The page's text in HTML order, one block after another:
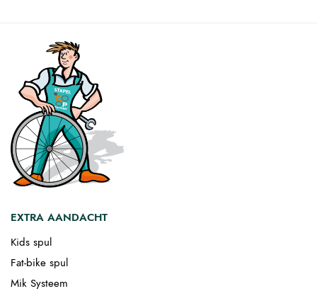
EXTRA AANDACHT
Kids spul
Fat-bike spul
Mik Systeem